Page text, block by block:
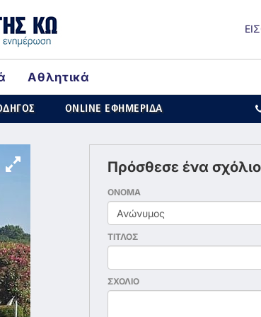
Αθλητικά
ONLINE ΕΦΗΜΕΡΙΔΑ
Πρόσθεσε ένα σχόλιο
ΟΝΟΜΑ
ΤΙΤΛΟΣ
ΣΧΟΛΙΟ